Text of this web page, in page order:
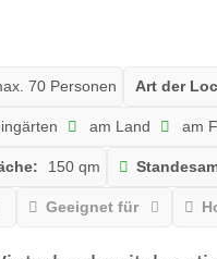
70 Personen Art der
am Land am
150 qm
Geeignet für